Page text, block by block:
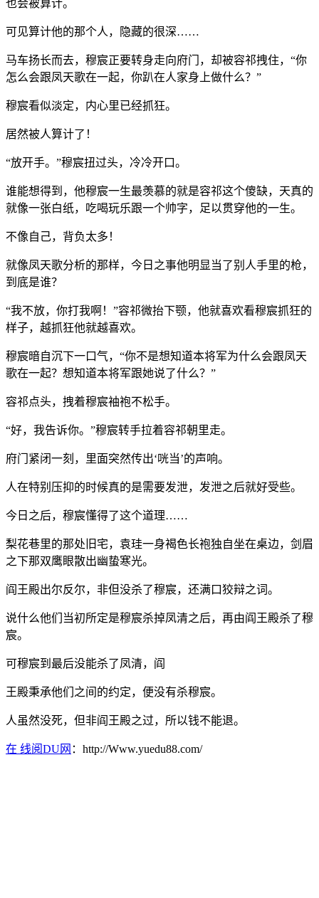
也会被算计。
可见算计他的那个人，隐藏的很深……
马车扬长而去，穆宸正要转身走向府门，却被容祁拽住，“你
怎么会跟凤天歌在一起，你趴在人家身上做什么？”
穆宸看似淡定，内心里已经抓狂。
居然被人算计了！
“放开手。”穆宸扭过头，冷冷开口。
谁能想得到，他穆宸一生最羡慕的就是容祁这个傻缺，天真的
就像一张白纸，吃喝玩乐跟一个帅字，足以贯穿他的一生。
不像自己，背负太多！
就像凤天歌分析的那样，今日之事他明显当了别人手里的枪，
到底是谁？
“我不放，你打我啊！”容祁微抬下颚，他就喜欢看穆宸抓狂的
样子，越抓狂他就越喜欢。
穆宸暗自沉下一口气，“你不是想知道本将军为什么会跟凤天
歌在一起？想知道本将军跟她说了什么？”
容祁点头，拽着穆宸袖袍不松手。
“好，我告诉你。”穆宸转手拉着容祁朝里走。
府门紧闭一刻，里面突然传出‘咣当’的声响。
人在特别压抑的时候真的是需要发泄，发泄之后就好受些。
今日之后，穆宸懂得了这个道理……
梨花巷里的那处旧宅，袁珪一身褐色长袍独自坐在桌边，剑眉
之下那双鹰眼散出幽蛰寒光。
阎王殿出尔反尔，非但没杀了穆宸，还满口狡辩之词。
说什么他们当初所定是穆宸杀掉凤清之后，再由阎王殿杀了穆
宸。
可穆宸到最后没能杀了凤清，阎
王殿秉承他们之间的约定，便没有杀穆宸。
人虽然没死，但非阎王殿之过，所以钱不能退。
在 线阅DU网 ：http://Www.yuedu88.com/